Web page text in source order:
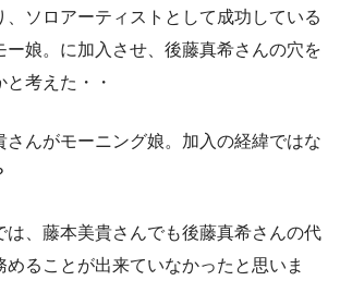
、ソロアーティストとして成功している
ー娘。に加入させ、後藤真希さんの穴を
考えた・・
さんがモーニング娘。加入の経緯ではな
は、藤本美貴さんでも後藤真希さんの代
めることが出来ていなかったと思いま